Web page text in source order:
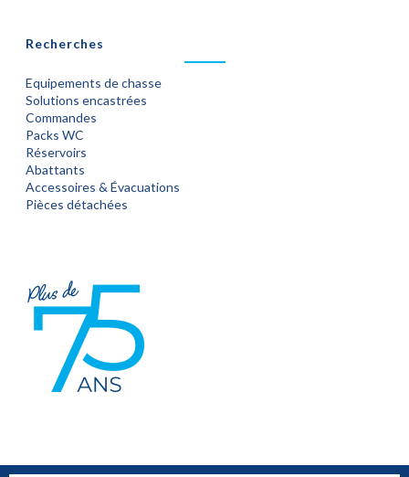
Recherches
Equipements de chasse
Solutions encastrées
Commandes
Packs WC
Réservoirs
Abattants
Accessoires & Évacuations
Pièces détachées